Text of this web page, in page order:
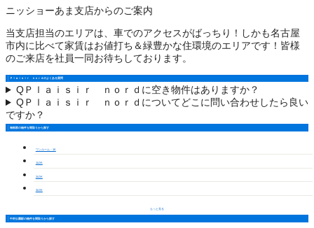
ニッショーあま支店からのご案内
当支店担当のエリアは、車でのアクセスがばっちり！しかも名古屋
市内に比べて家賃はお値打ち＆緑豊かな住環境のエリアです！皆様
のご来店を社員一同お待ちしております。
Ｐｌａｉｓｉｒ ｎｏｒｄのよくある質問
QＰｌａｉｓｉｒ ｎｏｒｄに空き物件はありますか？
QＰｌａｉｓｉｒ ｎｏｒｄについてどこに問い合わせしたら良い
ですか？
海部郡の物件を間取りから探す
ワンルーム・1K
1LDK
2LDK
3LDK
もっと見る
中村公園駅の物件を間取りから探す